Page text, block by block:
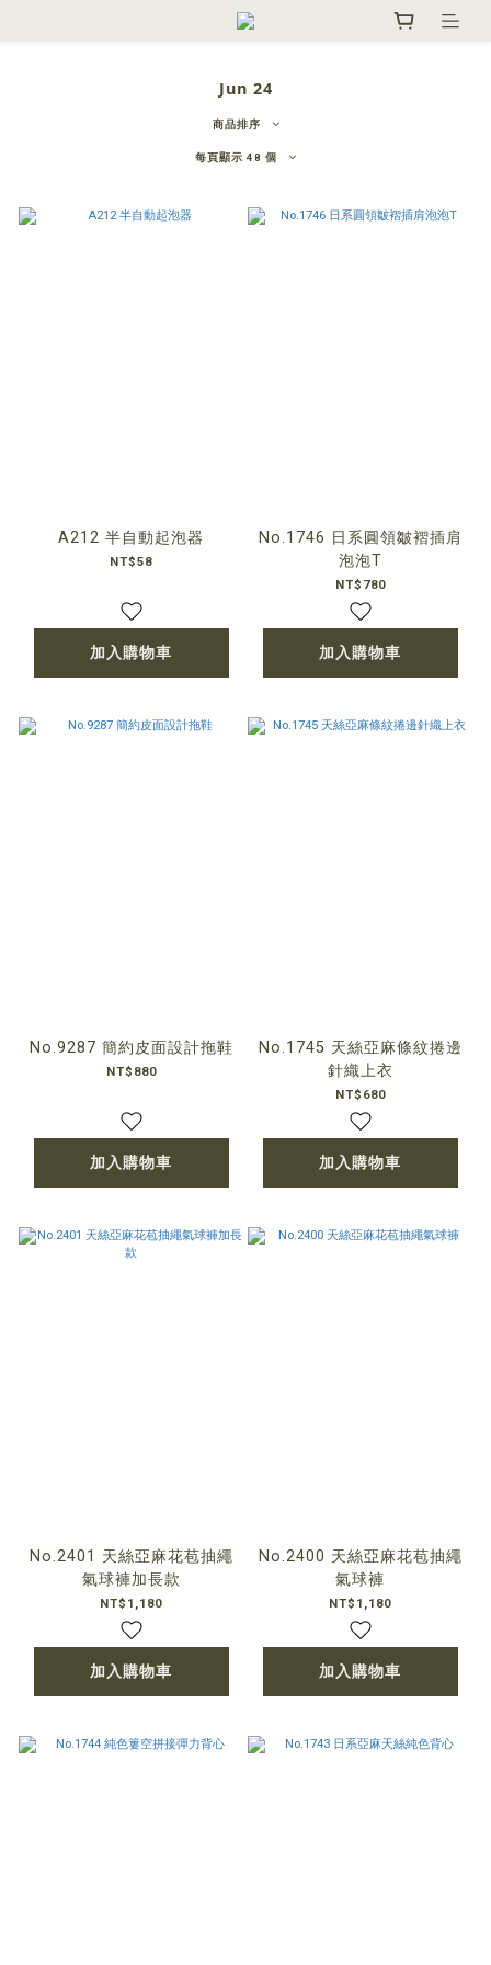
Jun 24
商品排序
每頁顯示 48 個
A212 半自動起泡器
NT$58
加入購物車
No.1746 日系圓領皺褶插肩
泡泡T
NT$780
加入購物車
No.9287 簡約皮面設計拖鞋
NT$880
加入購物車
No.1745 天絲亞麻條紋捲邊
針織上衣
NT$680
加入購物車
No.2401 天絲亞麻花苞抽繩
氣球褲加長款
NT$1,180
加入購物車
No.2400 天絲亞麻花苞抽繩
氣球褲
NT$1,180
加入購物車